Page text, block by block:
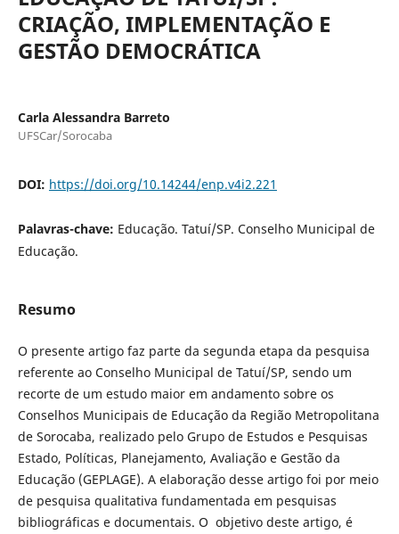
CRIAÇÃO, IMPLEMENTAÇÃO E
GESTÃO DEMOCRÁTICA
Carla Alessandra Barreto
UFSCar/Sorocaba
DOI: https://doi.org/10.14244/enp.v4i2.221
Palavras-chave: Educação. Tatuí/SP. Conselho Municipal de
Educação.
Resumo
O presente artigo faz parte da segunda etapa da pesquisa
referente ao Conselho Municipal de Tatuí/SP, sendo um
recorte de um estudo maior em andamento sobre os
Conselhos Municipais de Educação da Região Metropolitana
de Sorocaba, realizado pelo Grupo de Estudos e Pesquisas
Estado, Políticas, Planejamento, Avaliação e Gestão da
Educação (GEPLAGE). A elaboração desse artigo foi por meio
de pesquisa qualitativa fundamentada em pesquisas
bibliográficas e documentais. O objetivo deste artigo, é